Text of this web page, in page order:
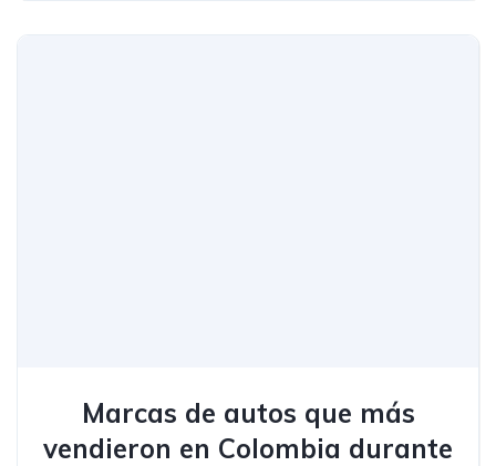
Marcas de autos que más
vendieron en Colombia durante